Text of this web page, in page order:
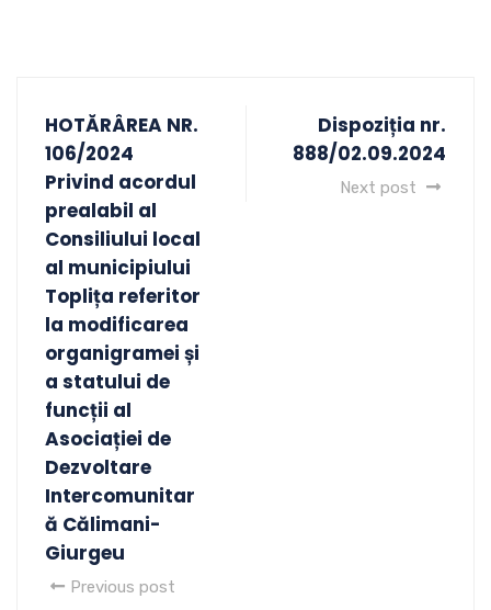
HOTĂRÂREA NR.
106/2024
Privind acordul
prealabil al
Consiliului local
al municipiului
Toplița referitor
la modificarea
organigramei și
a statului de
funcții al
Asociației de
Dezvoltare
Intercomunitar
ă Călimani-
Giurgeu
Previous post
Dispoziția nr.
888/02.09.2024
Next post